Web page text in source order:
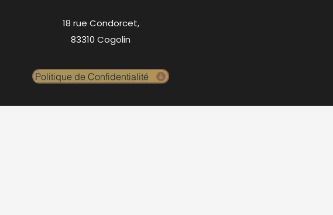
18 rue Condorcet,
83310 Cogolin
Politique de Confidentialité